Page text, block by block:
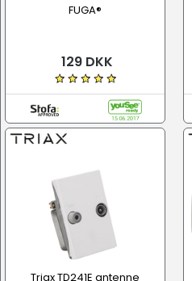
FUGA®
129 DKK
Triax TD241E antenne